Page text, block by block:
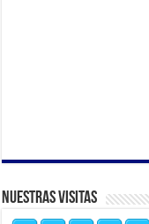
Nuestras Visitas